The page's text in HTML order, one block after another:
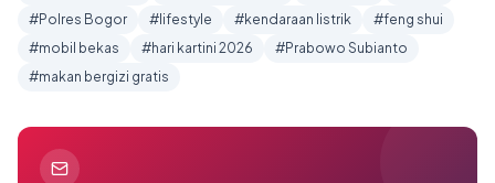
#Polres Bogor
#lifestyle #kendaraan listrik
#feng shui
#mobil bekas
#hari kartini 2026
#Prabowo Subianto
#makan bergizi gratis